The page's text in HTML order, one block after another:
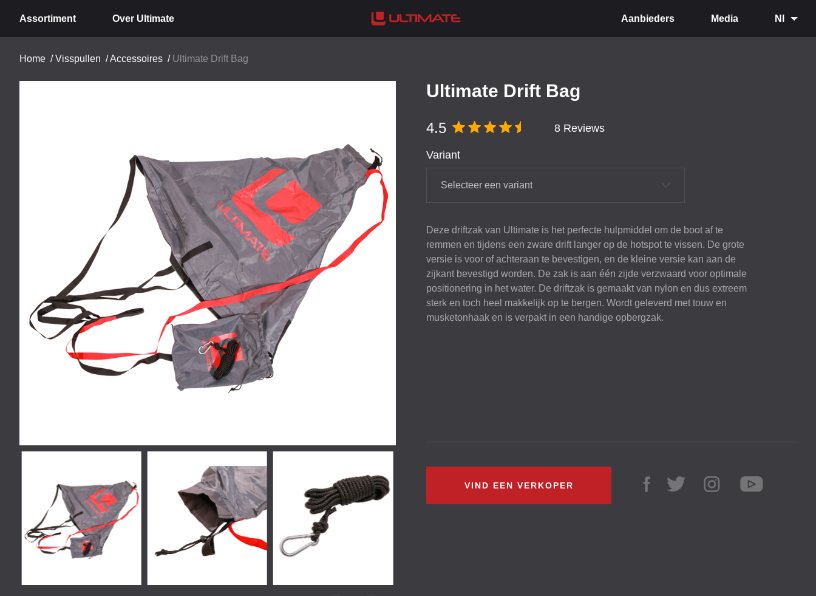
Assortiment Over Ultimate Aanbieders Media Nl
Home /Visspullen /Accessoires / Ultimate Drift Bag
Ultimate Drift Bag
4.5 8 Reviews
Variant
Selecteer een variant
Deze driftzak van Ultimate is het perfecte hulpmiddel om de boot af te
remmen en tijdens een zware drift langer op de hotspot te vissen. De grote
versie is voor of achteraan te bevestigen, en de kleine versie kan aan de
zijkant bevestigd worden. De zak is aan één zijde verzwaard voor optimale
positionering in het water. De driftzak is gemaakt van nylon en dus extreem
sterk en toch heel makkelijk op te bergen. Wordt geleverd met touw en
musketonhaak en is verpakt in een handige opbergzak.
VIND EEN VERKOPER